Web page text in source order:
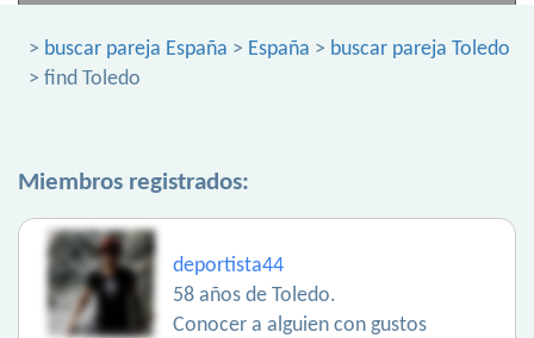
> buscar pareja España > España > buscar pareja Toledo
> find Toledo
Miembros registrados:
deportista44
58 años de Toledo.
Conocer a alguien con gustos